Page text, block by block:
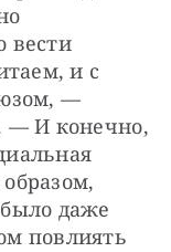
вести
и с
—
— И конечно,
даже
повлиять